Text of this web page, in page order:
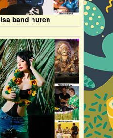
band huren